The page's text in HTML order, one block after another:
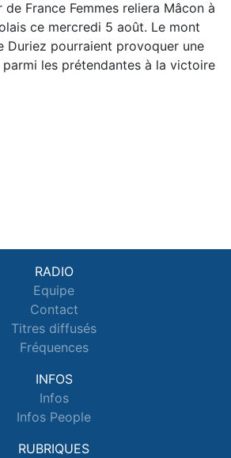
France Femmes reliera Mâcon à
ce mercredi 5 août. Le mont
Duriez pourraient provoquer une
les prétendantes à la victoire
RADIO
Equipe
Contact
Titres diffusés
Fréquences
INFOS
Infos
Infos People
RUBRIQUES